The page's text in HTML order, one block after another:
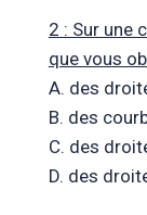
2 : Sur une
que vous
A. des
B. des
C. des
D. des